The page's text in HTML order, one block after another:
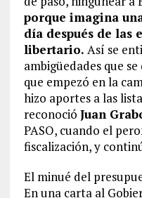
porque imagina
día después de las
libertario. Así se
ambigüedades que
que empezó en la
hizo aportes a las
reconoció Juan
PASO, cuando el
fiscalización, y
El minué del
En una carta al